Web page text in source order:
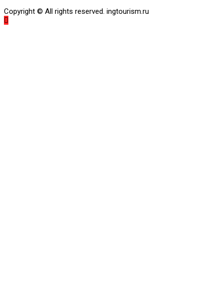
Copyright © All rights reserved. ingtourism.ru